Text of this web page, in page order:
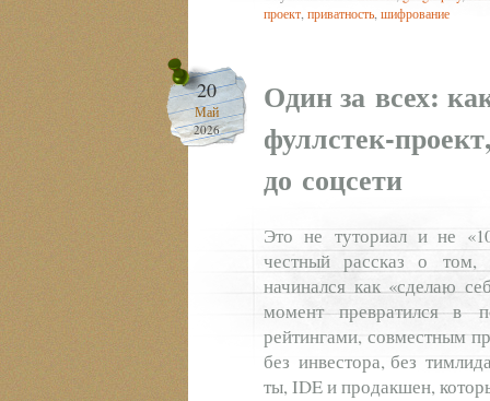
проект,приватность,шифрование
20
Май
2026
Один за всех:
до соцсети
Это не туториал и не
честный рассказ о том,
начинался как «сделаю
момент превратился в
рейтингами, совместным
без инвестора, без
ты, IDE и продакшен,